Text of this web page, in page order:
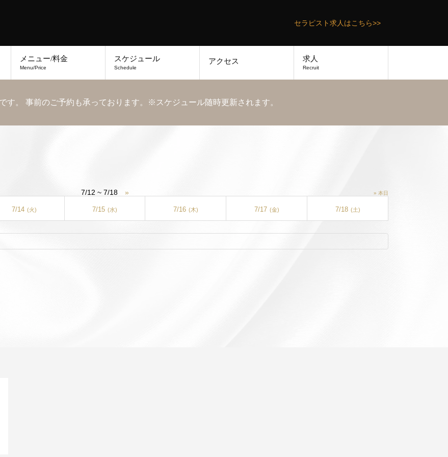
セラピスト求人はこちら>>
メニュー/料金
Menu/Price
スケジュール
Schedule
アクセス 求人
Recruit
す。 事前のご予約も承っております。※スケジュール随時更新されます。
7/12 ~ 7/18 » » 本日
7/14 (火) 7/15 (水) 7/16 (木) 7/17 (金) 7/18 (土)